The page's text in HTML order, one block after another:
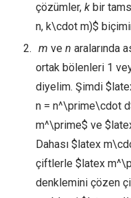
çözümler, k bir
n, k\cdot m)$
m ve n aralarında
ortak bölenleri 1
diyelim. Şimdi
n = n^\prime\cdot
m^\prime$ ve
Dahası $latex
çiftlerle $latex
denklemini çözen